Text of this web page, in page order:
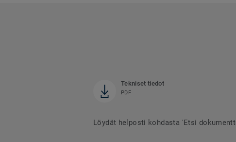
Tekniset tiedot
PDF
Löydät helposti kohdasta 'Etsi